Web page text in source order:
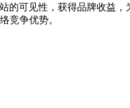
的可见性，获得品牌收益，
竞争优势。